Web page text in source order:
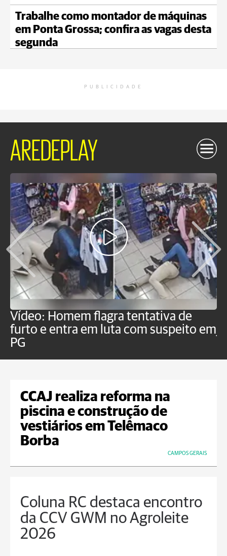
Trabalhe como montador de máquinas
em Ponta Grossa; confira as vagas desta
segunda
PUBLICIDADE
AREDEPLAY
Vídeo: Homem flagra tentativa de
furto e entra em luta com suspeito em
PG
CCAJ realiza reforma na
piscina e construção de
vestiários em Telêmaco
Borba
CAMPOS GERAIS
Coluna RC destaca encontro
da CCV GWM no Agroleite
2026